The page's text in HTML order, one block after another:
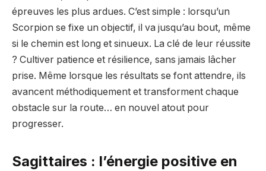
épreuves les plus ardues. C’est simple : lorsqu’un
Scorpion se fixe un objectif, il va jusqu’au bout, même
si le chemin est long et sinueux. La clé de leur réussite
? Cultiver patience et résilience, sans jamais lâcher
prise. Même lorsque les résultats se font attendre, ils
avancent méthodiquement et transforment chaque
obstacle sur la route… en nouvel atout pour
progresser.
Sagittaires : l’énergie positive en